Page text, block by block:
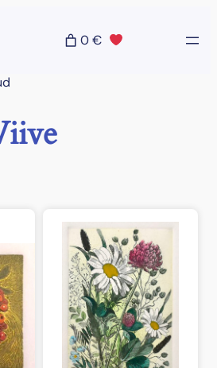
0 €